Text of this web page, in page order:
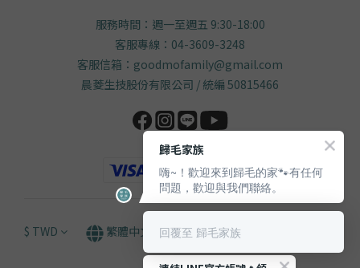
服務時間：週一至週五 9:30-18:00
客服專線：04-3609-3248
客服信箱：goodmofamily@gmail.com
晨菱生技股份有限公司 / 統編 50815466
$ TWD 繁體中文
歸毛家族
嗨~！歡迎來到歸毛的家🐾有任何
問題，歡迎與我們聯絡。
回覆至 歸毛家族